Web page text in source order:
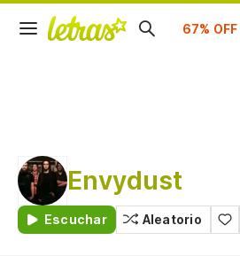
Suscríbete
Envydust
Escuchar Aleatorio